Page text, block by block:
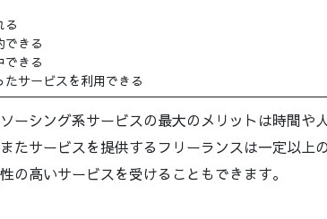
る
できる
できる
たサービスを利用できる
ーシング系サービスの最大のメリットは時間や
たサービスを提供するフリーランスは一定以上
の高いサービスを受けることもできます。